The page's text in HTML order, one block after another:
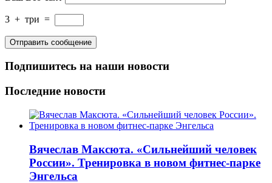
3 + три =
Подпишитесь на наши новости
Последние новости
Вячеслав Максюта. «Сильнейший человек
России». Тренировка в новом фитнес-парке
Энгельса